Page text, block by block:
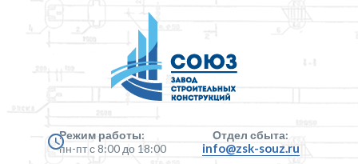
Режим работы:
пн-пт с 8:00 до 18:00
Отдел сбыта:
info@zsk-souz.ru